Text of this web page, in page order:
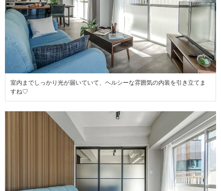
室内までしっかり光が届いていて、ヘルシーな雰囲気の内装を引き立てま
すね♡